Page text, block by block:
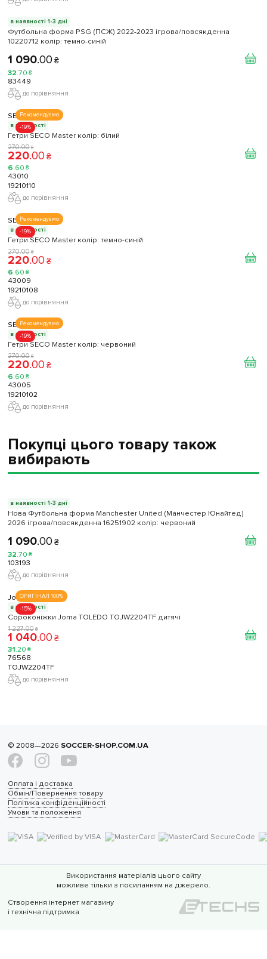
в наявності 1-3 дні
Футбольна форма PSG (ПСЖ) 2022-2023 ігрова/повсякденна
10220712 колiр: темно-синій
1 090.00 ₴
32.70 ₴
83449
до порівняння
Рекомендуємо
-19%
SECO
в наявності
Гетри SECO Master колір: білий
270.00 ₴
220.00 ₴
6.60 ₴
43010
19210110
до порівняння
Рекомендуємо
-19%
SECO
в наявності
Гетри SECO Master колір: темно-синій
270.00 ₴
220.00 ₴
6.60 ₴
43009
19210108
до порівняння
Рекомендуємо
-19%
SECO
в наявності
Гетри SECO Master колір: червоний
270.00 ₴
220.00 ₴
6.60 ₴
43005
19210102
до порівняння
Покупці цього товару також
вибирають
в наявності 1-3 дні
Нова Футбольна форма Manchester United (Манчестер Юнайтед)
2026 ігрова/повсякденна 16251902 колiр: червоний
1 090.00 ₴
32.70 ₴
103193
до порівняння
ОРИГІНАЛ 100%
-15%
Joma
в наявності
Сороконіжки Joma TOLEDO TOJW2204TF дитячі
1 227.00 ₴
1 040.00 ₴
31.20 ₴
76568
TOJW2204TF
до порівняння
© 2008—2026 SOCCER-SHOP.COM.UA
Оплата і доставка
Обмін/Повернення товару
Політика конфіденційності
Умови та положення
Використання матеріалів цього сайту
можливе тільки з посиланням на джерело.
Створення інтернет магазину
і технічна підтримка